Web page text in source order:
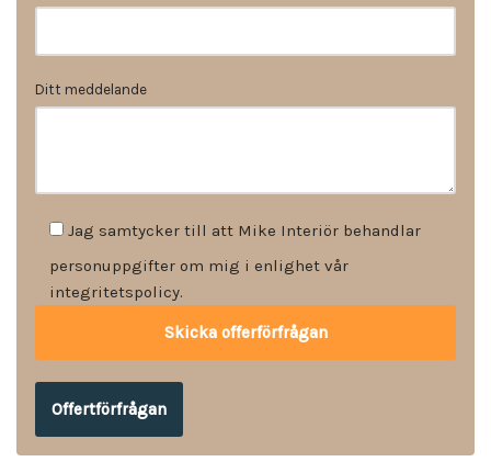
Ditt meddelande
Jag samtycker till att Mike Interiör behandlar
personuppgifter om mig i enlighet vår
integritetspolicy.
Offertförfrågan